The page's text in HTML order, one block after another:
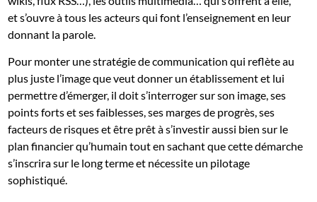
et s’ouvre à tous les acteurs qui font l’enseignement en leur
donnant la parole.
Pour monter une stratégie de communication qui reflète au
plus juste l’image que veut donner un établissement et lui
permettre d’émerger, il doit s’interroger sur son image, ses
points forts et ses faiblesses, ses marges de progrès, ses
facteurs de risques et être prêt à s’investir aussi bien sur le
plan financier qu’humain tout en sachant que cette démarche
s’inscrira sur le long terme et nécessite un pilotage
sophistiqué.